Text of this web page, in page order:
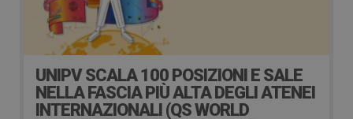
UNIPV SCALA 100 POSIZIONI E SALE
NELLA FASCIA PIÙ ALTA DEGLI ATENEI
INTERNAZIONALI (QS WORLD